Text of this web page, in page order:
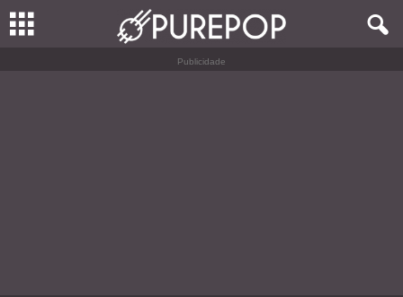
Publicidade